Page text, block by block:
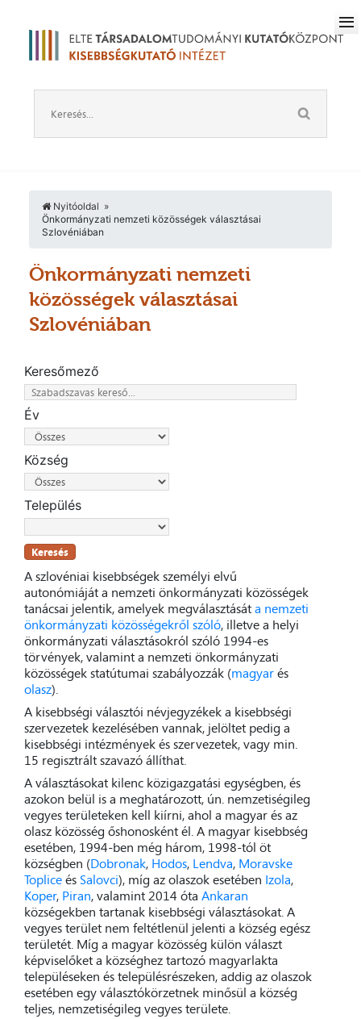
Nyitóoldal
Önkormányzati nemzeti közösségek választásai
Szlovéniában
Önkormányzati nemzeti
közösségek választásai
Szlovéniában
Keresőmező
Év
Község
Település
Keresés
A szlovéniai kisebbségek személyi elvű
autonómiáját a nemzeti önkormányzati közösségek
tanácsai jelentik, amelyek megválasztásáta nemzeti
önkormányzati közösségekről szóló, illetve a helyi
önkormányzati választásokról szóló 1994-es
törvények, valamint a nemzeti önkormányzati
közösségek statútumai szabályozzák (magyarés
olasz).
A kisebbségi választói névjegyzékek a kisebbségi
szervezetek kezelésében vannak, jelöltet pedig a
kisebbségi intézmények és szervezetek, vagy min.
15 regisztrált szavazó állíthat.
A választásokat kilenc közigazgatási egységben, és
azokon belül is a meghatározott, ún. nemzetiségileg
vegyes területeken kell kiírni, ahol a magyar és az
olasz közösség őshonosként él. A magyar kisebbség
esetében, 1994-ben még három, 1998-tól öt
községben (Dobronak, Hodos, Lendva, Moravske
Topliceés Salovci), míg az olaszok esetében Izola,
Koper, Piran, valamint 2014 óta Ankaran
községekben tartanak kisebbségi választásokat. A
vegyes terület nem feltétlenül jelenti a község egész
területét. Míg a magyar közösség külön választ
képviselőket a községhez tartozó magyarlakta
településeken és településrészeken, addig az olaszok
esetében egy választókörzetnek minősül a község
teljes, nemzetiségileg vegyes területe.